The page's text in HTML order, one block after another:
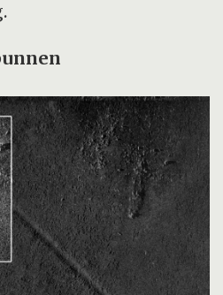
om
som bærer sonaren er
kjent, og
HUGIN har fire
to på hver side, slik at
bilder og
på det den tar